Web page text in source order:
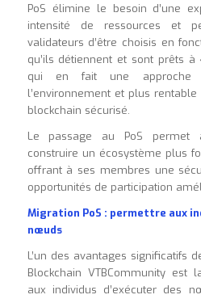
PoS élimine le besoin d’une
intensité de ressources et
validateurs d’être choisis en
qu’ils détiennent et sont prêts
qui en fait une approche
l’environnement et plus
blockchain sécurisé.
Le passage au PoS permet
construire un écosystème plus
offrant à ses membres une
opportunités de participation
Migration PoS : permettre aux
nœuds
L’un des avantages significatifs
Blockchain VTBCommunity est
aux individus d’exécuter des